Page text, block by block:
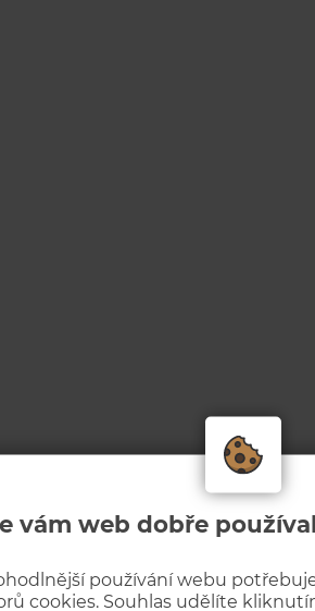
vám web dobře
používání webu
cookies. Souhlas udělíte